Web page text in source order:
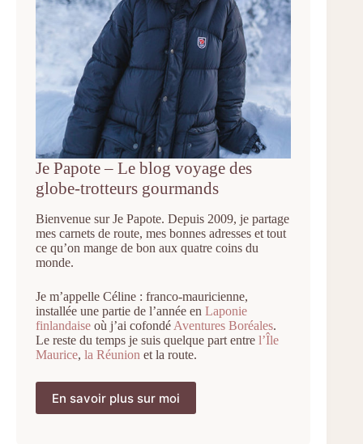
Je Papote – Le blog voyage des
globe-trotteurs gourmands
Bienvenue sur Je Papote. Depuis 2009, je partage
mes carnets de route, mes bonnes adresses et tout
ce qu’on mange de bon aux quatre coins du
monde.
Je m’appelle Céline : franco-mauricienne,
installée une partie de l’année en Laponie
finlandaise où j’ai cofondé Aventures Boréales.
Le reste du temps je suis quelque part entre l’Île
Maurice, la Réunion et la route.
En savoir plus sur moi